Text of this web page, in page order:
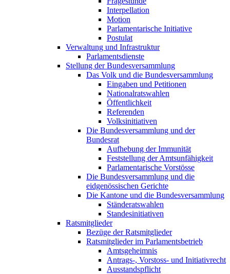
Interpellation
Motion
Parlamentarische Initiative
Postulat
Verwaltung und Infrastruktur
Parlamentsdienste
Stellung der Bundesversammlung
Das Volk und die Bundesversammlung
Eingaben und Petitionen
Nationalratswahlen
Öffentlichkeit
Referenden
Volksinitiativen
Die Bundesversammlung und der
Bundesrat
Aufhebung der Immunität
Feststellung der Amtsunfähigkeit
Parlamentarische Vorstösse
Die Bundesversammlung und die
eidgenössischen Gerichte
Die Kantone und die Bundesversammlung
Ständeratswahlen
Standesinitiativen
Ratsmitglieder
Bezüge der Ratsmitglieder
Ratsmitglieder im Parlamentsbetrieb
Amtsgeheimnis
Antrags-, Vorstoss- und Initiativrecht
Ausstandspflicht